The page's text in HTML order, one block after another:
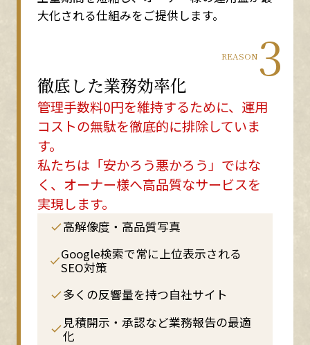
大化される仕組みをご提供します。
REASON3
徹底した業務効率化
管理手数料0円を維持するために、運用
コストの無駄を徹底的に排除していま
す。
私たちは「安かろう悪かろう」ではな
く、オーナー様へ高品質なサービスを
実現します。
高解像度・高品質写真
Google検索で常に上位表示される
SEO対策
多くの反響量を持つ自社サイト
見積開示・承認など業務報告の最適
化